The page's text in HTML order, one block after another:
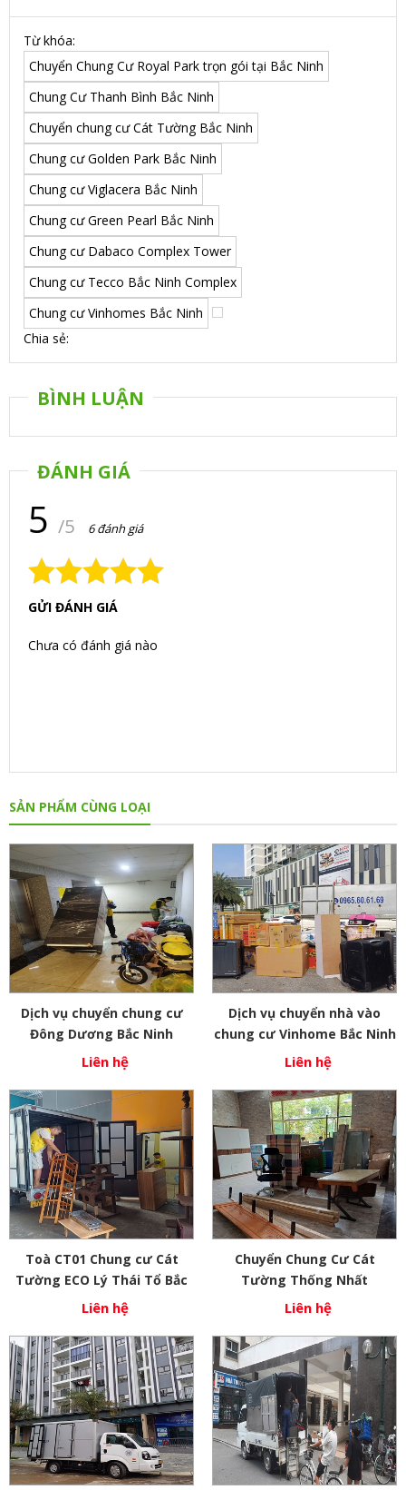
Từ khóa:
Chuyển Chung Cư Royal Park trọn gói tại Bắc Ninh
Chung Cư Thanh Bình Bắc Ninh
Chuyển chung cư Cát Tường Bắc Ninh
Chung cư Golden Park Bắc Ninh
Chung cư Viglacera Bắc Ninh
Chung cư Green Pearl Bắc Ninh
Chung cư Dabaco Complex Tower
Chung cư Tecco Bắc Ninh Complex
Chung cư Vinhomes Bắc Ninh
Chia sẻ:
BÌNH LUẬN
ĐÁNH GIÁ
5 /5 6 đánh giá
GỬI ĐÁNH GIÁ
Chưa có đánh giá nào
SẢN PHẨM CÙNG LOẠI
Dịch vụ chuyển chung cư
Đông Dương Bắc Ninh
Liên hệ
Dịch vụ chuyển nhà vào
chung cư Vinhome Bắc Ninh
Liên hệ
Toà CT01 Chung cư Cát
Tường ECO Lý Thái Tổ Bắc
Ninh
Liên hệ
Chuyển Chung Cư Cát
Tường Thống Nhất
Liên hệ